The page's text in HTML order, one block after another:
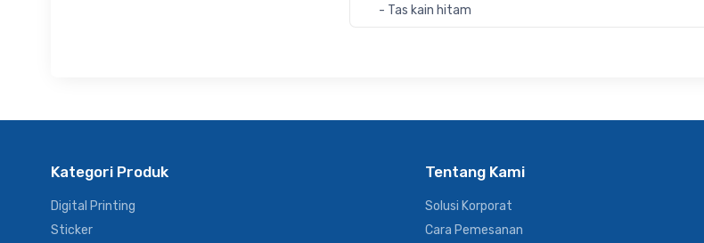
- Tas kain hitam
Kategori Produk
Digital Printing
Sticker
Tentang Kami
Solusi Korporat
Cara Pemesanan